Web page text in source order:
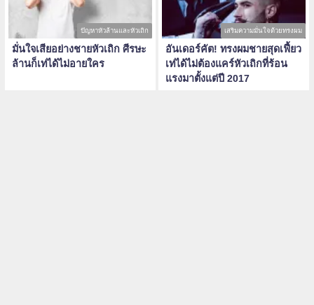
ปัญหาหัวล้านและหัวเถิก
มั่นใจเสียอย่างชายหัวเถิก ศีรษะ
ล้านก็เท่ได้ไม่อายใคร
เสริมความมั่นใจด้วยทรงผม
อันเดอร์คัต! ทรงผมชายสุดเฟี้ยว
เท่ได้ไม่ต้องแคร์หัวเถิกที่ร้อน
แรงมาตั้งแต่ปี 2017